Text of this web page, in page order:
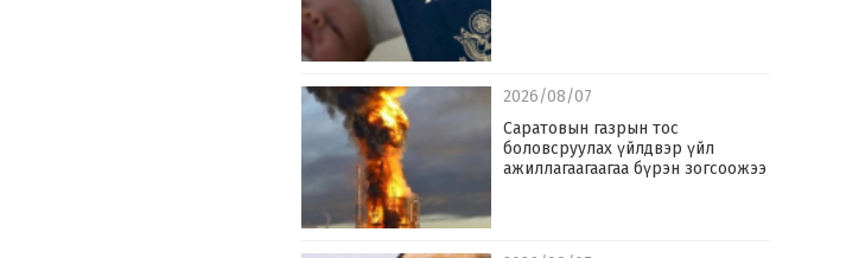
2026/08/07
Саратовын газрын тос
боловсруулах үйлдвэр үйл
ажиллагаагаагаа бүрэн зогсоожээ